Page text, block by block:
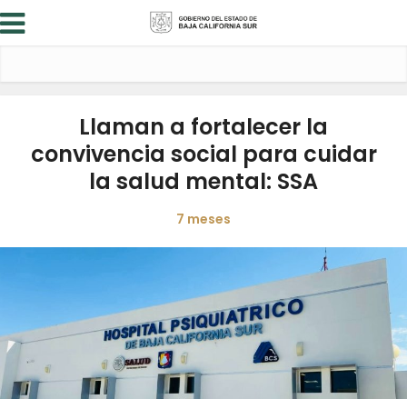
Llaman a fortalecer la
convivencia social para cuidar
la salud mental: SSA
7 meses